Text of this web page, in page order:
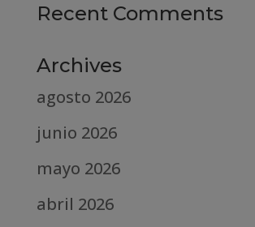
Recent Comments
Archives
agosto 2026
junio 2026
mayo 2026
abril 2026